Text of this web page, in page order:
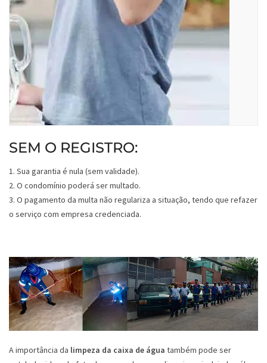
SEM O REGISTRO:
1. Sua garantia é nula (sem validade).
2. O condomínio poderá ser multado.
3. O pagamento da multa não regulariza a situação, tendo que refazer
o serviço com empresa credenciada.
A importância da limpeza da caixa de água também pode ser